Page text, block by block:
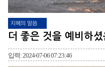
지혜의 말씀
더 좋은 것을 예비하셨
입력: 2024-07-06 07:23:46